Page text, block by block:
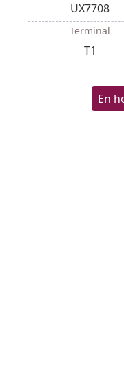
UX7708
Terminal
T1
En